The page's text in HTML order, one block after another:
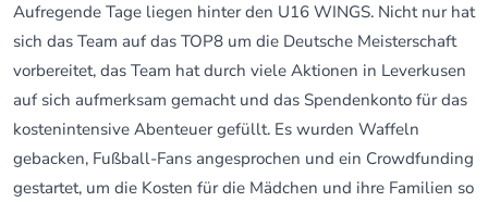
Aufregende Tage liegen hinter den U16 WINGS. Nicht nur hat
sich das Team auf das TOP8 um die Deutsche Meisterschaft
vorbereitet, das Team hat durch viele Aktionen in Leverkusen
auf sich aufmerksam gemacht und das Spendenkonto für das
kostenintensive Abenteuer gefüllt. Es wurden Waffeln
gebacken, Fußball-Fans angesprochen und ein Crowdfunding
gestartet, um die Kosten für die Mädchen und ihre Familien so